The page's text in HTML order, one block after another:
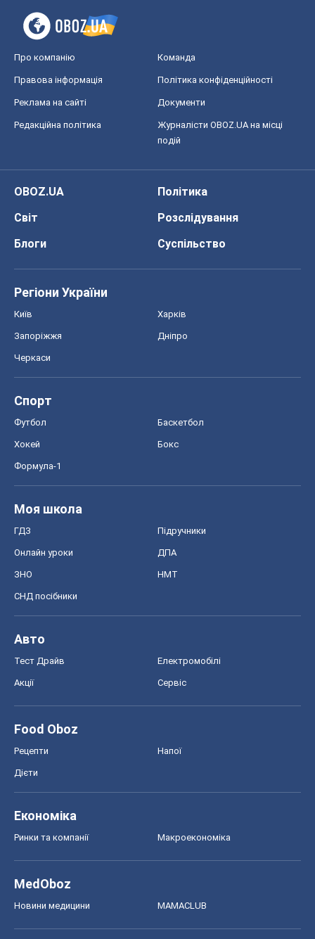
Про компанію Команда
Правова інформація Політика конфіденційності
Реклама на сайті Документи
Редакційна політика
Журналісти OBOZ.UA на місці
подій
OBOZ.UA
Політика
Світ
Розслідування
Блоги
Суспільство
Регіони України
Київ Харків
Запоріжжя Дніпро
Черкаси
Спорт
Футбол Баскетбол
Хокей Бокс
Формула-1
Моя школа
ГДЗ Підручники
Онлайн уроки ДПА
ЗНО НМТ
СНД посібники
Авто
Тест Драйв Електромобілі
Акції Сервіс
Food Oboz
Рецепти Напої
Дієти
Економіка
Ринки та компанії Макроекономіка
MedOboz
Новини медицини MAMACLUB